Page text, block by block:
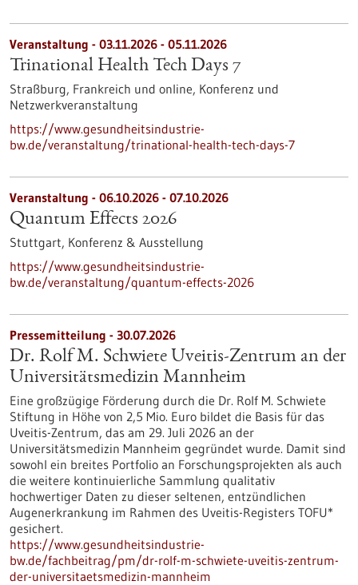
Veranstaltung - 03.11.2026 - 05.11.2026
Trinational Health Tech Days 7
Straßburg, Frankreich und online, Konferenz und
Netzwerkveranstaltung
https://www.gesundheitsindustrie-
bw.de/veranstaltung/trinational-health-tech-days-7
Veranstaltung - 06.10.2026 - 07.10.2026
Quantum Effects 2026
Stuttgart, Konferenz & Ausstellung
https://www.gesundheitsindustrie-
bw.de/veranstaltung/quantum-effects-2026
Pressemitteilung - 30.07.2026
Dr. Rolf M. Schwiete Uveitis-Zentrum an der
Universitätsmedizin Mannheim
Eine großzügige Förderung durch die Dr. Rolf M. Schwiete
Stiftung in Höhe von 2,5 Mio. Euro bildet die Basis für das
Uveitis-Zentrum, das am 29. Juli 2026 an der
Universitätsmedizin Mannheim gegründet wurde. Damit sind
sowohl ein breites Portfolio an Forschungsprojekten als auch
die weitere kontinuierliche Sammlung qualitativ
hochwertiger Daten zu dieser seltenen, entzündlichen
Augenerkrankung im Rahmen des Uveitis-Registers TOFU*
gesichert.
https://www.gesundheitsindustrie-
bw.de/fachbeitrag/pm/dr-rolf-m-schwiete-uveitis-zentrum-
der-universitaetsmedizin-mannheim